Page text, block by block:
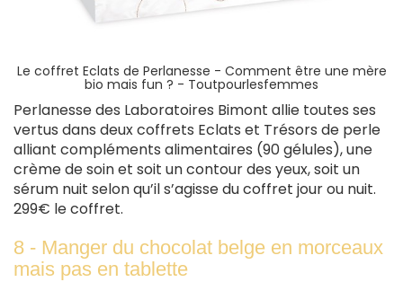
Le coffret Eclats de Perlanesse - Comment être une mère
bio mais fun ? - Toutpourlesfemmes
Perlanesse des Laboratoires Bimont allie toutes ses
vertus dans deux coffrets Eclats et Trésors de perle
alliant compléments alimentaires (90 gélules), une
crème de soin et soit un contour des yeux, soit un
sérum nuit selon qu’il s’agisse du coffret jour ou nuit.
299€ le coffret.
8 - Manger du chocolat belge en morceaux
mais pas en tablette